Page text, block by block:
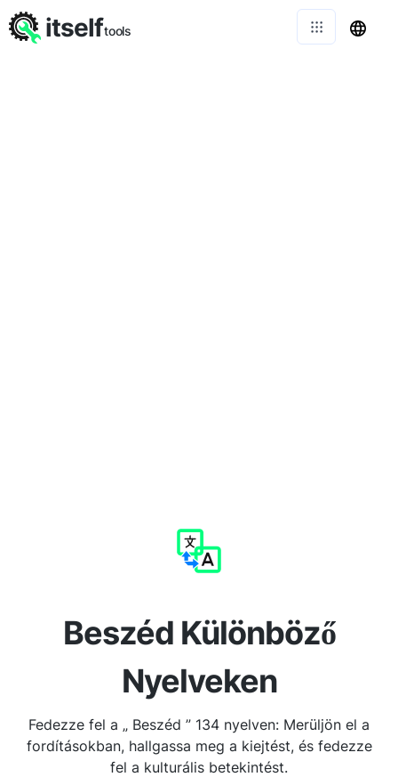
Beszéd Különböző
Nyelveken
Fedezze fel a „ Beszéd ” 134 nyelven: Merüljön el a
fordításokban, hallgassa meg a kiejtést, és fedezze
fel a kulturális betekintést.
itselftools